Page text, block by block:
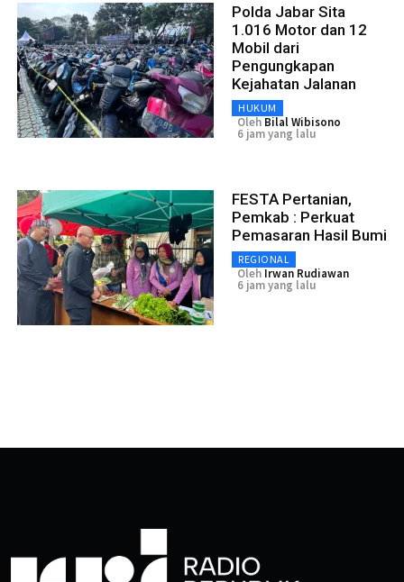
Polda Jabar Sita
1.016 Motor dan 12
Mobil dari
Pengungkapan
Kejahatan Jalanan
HUKUM
Oleh Bilal Wibisono
6 jam yang lalu
FESTA Pertanian,
Pemkab : Perkuat
Pemasaran Hasil Bumi
REGIONAL
Oleh Irwan Rudiawan
6 jam yang lalu